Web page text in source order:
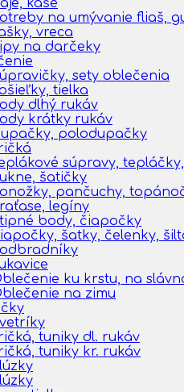
kaše
na umývanie fliaš,
vreca
na darčeky
sety oblečenia
tielka
dlhý rukáv
krátky rukáv
polodupačky
súpravy,
šatičky
pančuchy,
legíny
body, čiapočky
šatky, čelenky,
ku krstu, na
na zimu
tuniky dl. rukáv
tuniky kr. rukáv